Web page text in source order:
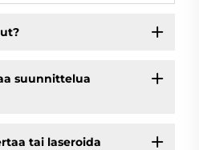
suunnittelua
tai laseroida